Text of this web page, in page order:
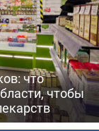
что
чтобы